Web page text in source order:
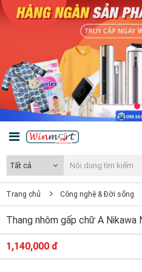
Tất cả
Trang chủ Công nghệ & Đời sống
Thang nhôm gấp chữ A Nikawa
1,140,000 đ